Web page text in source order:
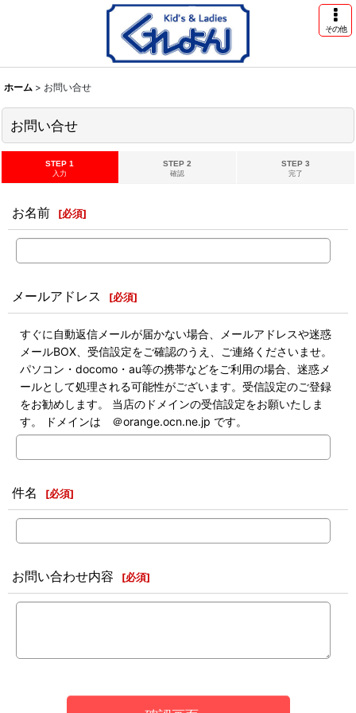
その他
ホーム > お問い合せ
お問い合せ
STEP 1
入力
STEP 2
確認
STEP 3
完了
お名前 [必須]
メールアドレス [必須]
すぐに自動返信メールが届かない場合、メールアドレスや迷惑
メールBOX、受信設定をご確認のうえ、ご連絡くださいませ。
パソコン・docomo・au等の携帯などをご利用の場合、迷惑メ
ールとして処理される可能性がございます。受信設定のご登録
をお勧めします。 当店のドメインの受信設定をお願いたしま
す。 ドメインは ＠orange.ocn.ne.jp です。
件名 [必須]
お問い合わせ内容 [必須]